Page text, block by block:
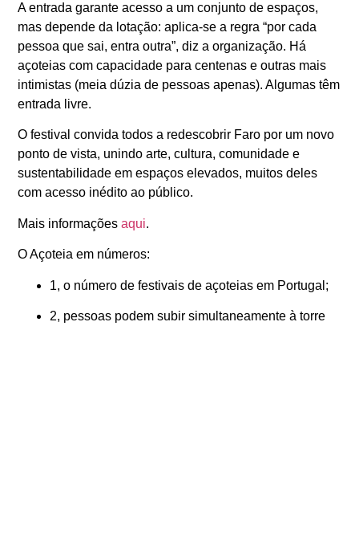
A entrada garante acesso a um conjunto de espaços,
mas depende da lotação: aplica-se a regra “por cada
pessoa que sai, entra outra”, diz a organização. Há
açoteias com capacidade para centenas e outras mais
intimistas (meia dúzia de pessoas apenas). Algumas têm
entrada livre.
O festival convida todos a redescobrir Faro por um novo
ponto de vista, unindo arte, cultura, comunidade e
sustentabilidade em espaços elevados, muitos deles
com acesso inédito ao público.
Mais informaçõesaqui.
O Açoteia em números:
1, o número de festivais de açoteias em Portugal;
2, pessoas podem subir simultaneamente à torre